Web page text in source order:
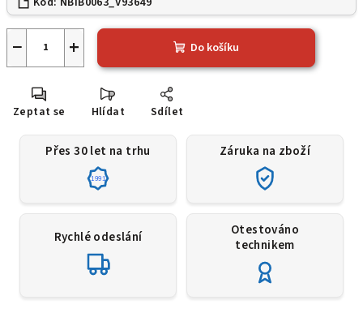
+
− Do košíku
Zeptat se Hlídat Sdílet
Přes 30 let na trhu
1991
Záruka na zboží
Rychlé odeslání
Otestováno
technikem